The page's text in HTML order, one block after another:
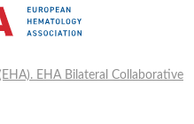
EHA Bilateral Collaborative